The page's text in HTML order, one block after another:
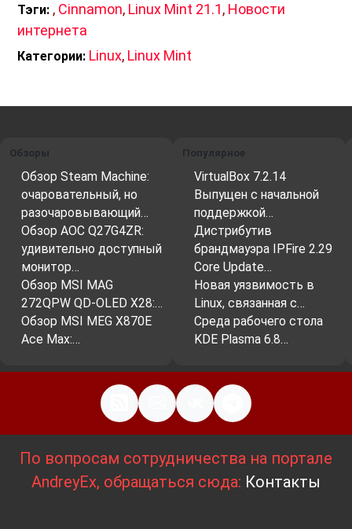
Тэги: , Cinnamon, Linux Mint 21.1, Новости
интернета
Категории: Linux, Linux Mint
Обзоры
Обзор Steam Machine:
очаровательный, но
разочаровывающий…
Обзор AOC Q27G4ZR:
удивительно доступный
монитор…
Обзор MSI MAG
272QPW QD-OLED X28:…
Обзор MSI MEG X870E
Ace Max:…
Популярное
VirtualBox 7.2.14
Выпущен с начальной
поддержкой…
Дистрибутив
брандмауэра IPFire 2.29
Core Update…
Новая уязвимость в
Linux, связанная с…
Среда рабочего стола
KDE Plasma 6.8…
По вопросам сотрудничества на портале
AndreyEx, обращаться сюда: Контакты